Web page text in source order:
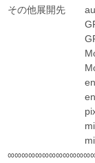
その他展開先 au
GREEス
Mobageス
entag!ス
pixivモ
mixiスマ